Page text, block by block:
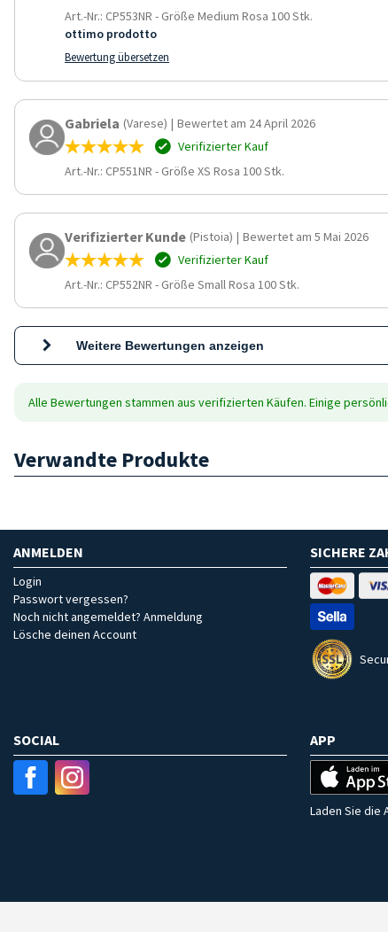
Art.-Nr.: CP553NR - Größe Medium Rosa 100 Stk.
ottimo prodotto
Bewertung übersetzen
Gabriela (Varese) | Bewertet am 24 April 2026
Verifizierter Kauf
Art.-Nr.: CP551NR - Größe XS Rosa 100 Stk.
Verifizierter Kunde (Pistoia) | Bewertet am 5 Mai 2026
Verifizierter Kauf
Art.-Nr.: CP552NR - Größe Small Rosa 100 Stk.
Weitere Bewertungen anzeigen
Alle Bewertungen stammen aus verifizierten Käufen. Einige
Verwandte Produkte
ANMELDEN
Login
Passwort vergessen?
Noch nicht angemeldet? Anmeldung
Lösche deinen Account
SICHERE
SOCIAL APP
Laden Sie die